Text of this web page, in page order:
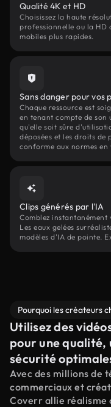
Qualité 4K et HD
Choisissez la haute
professionnelle ou la HD
mobiles plus rapides.
Sans danger pour vos
Chaque ressource est
en tenant compte de son
qu'elle soit sûre
déposées et les droits
conforme aux normes en
Clips générés par l'IA
Comblez instantanément
Les eaux gelées
modèles d'IA de pointe.
Pourquoi les créateurs
Utilisez des
pour une qualité,
sécurité
Avec des millions de
commerciaux et
Coverr allie